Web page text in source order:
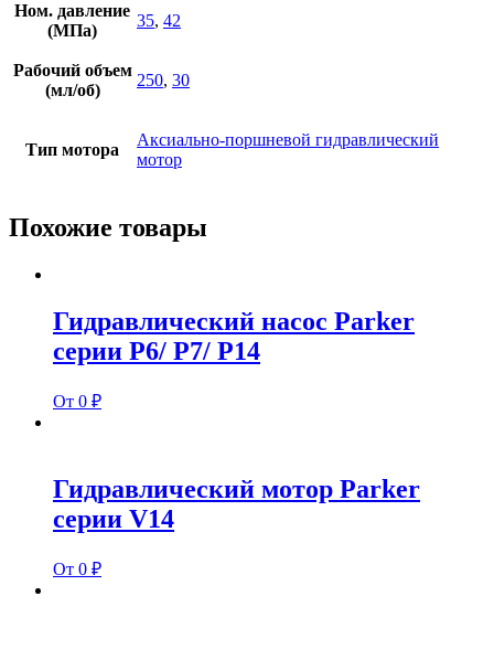
Ном. давление
(МПа)
35, 42
Рабочий объем
(мл/об)
250, 30
Тип мотора
Аксиально-поршневой гидравлический
мотор
Похожие товары
Гидравлический насос Parker
серии P6/ P7/ P14
От 0 ₽
Гидравлический мотор Parker
серии V14
От 0 ₽